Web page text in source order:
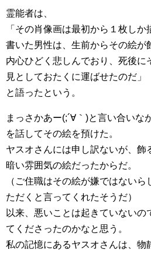
霊能者は、
「その肖像画は最初から１枚し
書いた男性は、生前からその絵が
内心ひどく悲しんでおり、死後に
見としておたくに運ばせたのだ」
と語ったという。
まっさかあー(;´∀｀)と言い合いな
を話してその絵を預けた。
ヤスオさんには申し訳ないが、飾
暗い雰囲気の絵だったからだ。
（ご住職はその絵が嫌ではない
ただくと言ってくれたそうだ）
以来、悪いことは起きていないの
てくださったのかなと思う。
私の記憶にあるヤスオさんは、物